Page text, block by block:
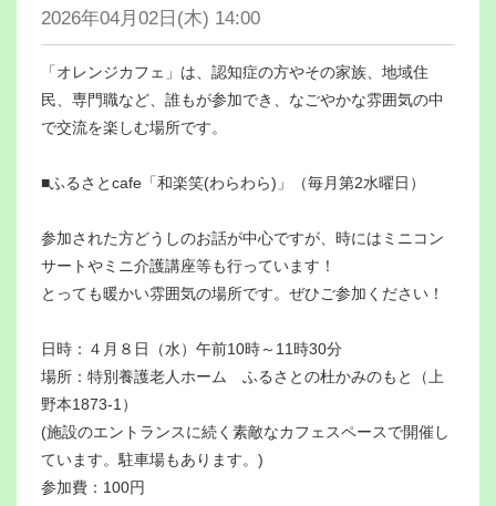
2026年04月02日(木) 14:00
「オレンジカフェ」は、認知症の方やその家族、地域住
民、専門職など、誰もが参加でき、なごやかな雰囲気の中
で交流を楽しむ場所です。
■ふるさとcafe「和楽笑(わらわら)」（毎月第2水曜日）
参加された方どうしのお話が中心ですが、時にはミニコン
サートやミニ介護講座等も行っています！
とっても暖かい雰囲気の場所です。ぜひご参加ください！
日時：４月８日（水）午前10時～11時30分
場所：特別養護老人ホーム ふるさとの杜かみのもと（上
野本1873-1）
(施設のエントランスに続く素敵なカフェスペースで開催し
ています。駐車場もあります。)
参加費：100円